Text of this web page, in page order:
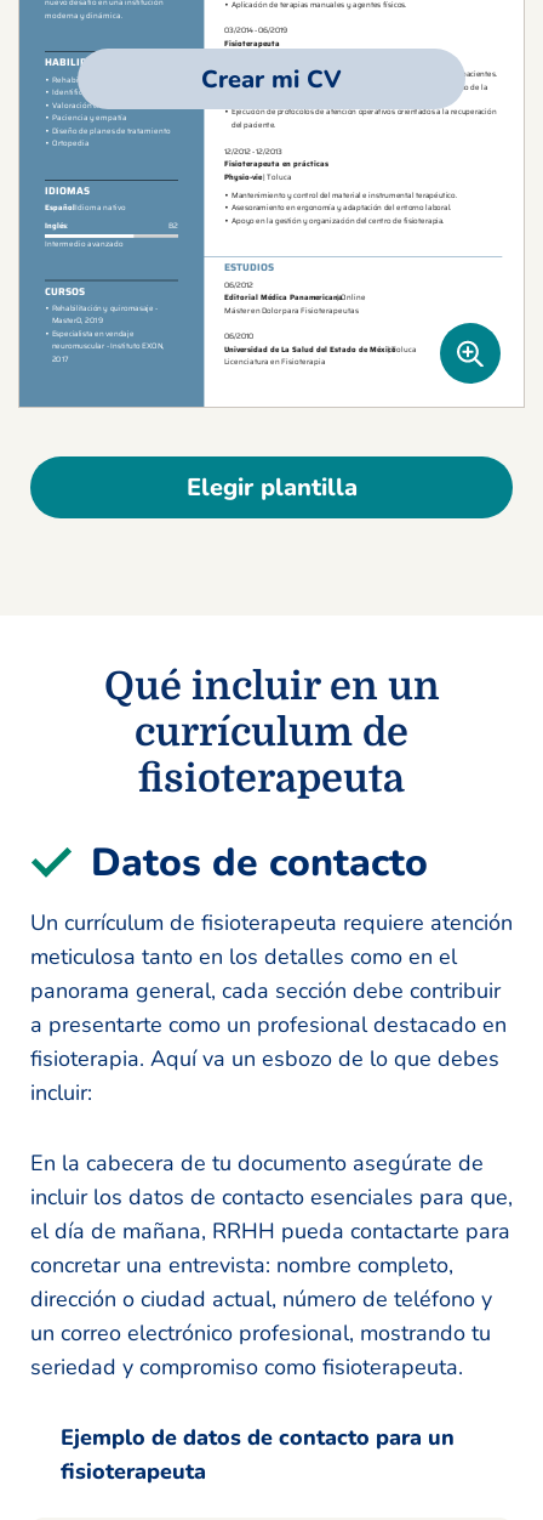
Crear mi CV
Elegir plantilla
Qué incluir en un
currículum de
fisioterapeuta
Datos de contacto
Un currículum de fisioterapeuta requiere atención
meticulosa tanto en los detalles como en el
panorama general, cada sección debe contribuir
a presentarte como un profesional destacado en
fisioterapia. Aquí va un esbozo de lo que debes
incluir:
En la cabecera de tu documento asegúrate de
incluir los datos de contacto esenciales para que,
el día de mañana, RRHH pueda contactarte para
concretar una entrevista: nombre completo,
dirección o ciudad actual, número de teléfono y
un correo electrónico profesional, mostrando tu
seriedad y compromiso como fisioterapeuta.
Ejemplo de datos de contacto para un
fisioterapeuta